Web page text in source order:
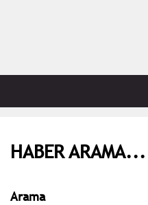
HABER ARAMA...
Arama